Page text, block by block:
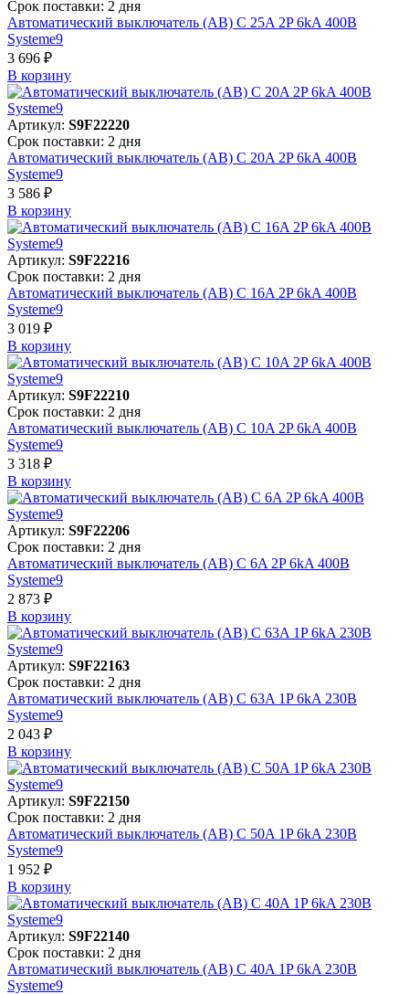
Срок поставки: 2 дня
Автоматический выключатель (АВ) C 25A 2P 6kA 400В
Systeme9
3 696 ₽
В корзинy
Артикул: S9F22220
Срок поставки: 2 дня
Автоматический выключатель (АВ) C 20A 2P 6kA 400В
Systeme9
3 586 ₽
В корзинy
Артикул: S9F22216
Срок поставки: 2 дня
Автоматический выключатель (АВ) C 16A 2P 6kA 400В
Systeme9
3 019 ₽
В корзинy
Артикул: S9F22210
Срок поставки: 2 дня
Автоматический выключатель (АВ) C 10A 2P 6kA 400В
Systeme9
3 318 ₽
В корзинy
Артикул: S9F22206
Срок поставки: 2 дня
Автоматический выключатель (АВ) C 6A 2P 6kA 400В
Systeme9
2 873 ₽
В корзинy
Артикул: S9F22163
Срок поставки: 2 дня
Автоматический выключатель (АВ) C 63A 1P 6kA 230В
Systeme9
2 043 ₽
В корзинy
Артикул: S9F22150
Срок поставки: 2 дня
Автоматический выключатель (АВ) C 50A 1P 6kA 230В
Systeme9
1 952 ₽
В корзинy
Артикул: S9F22140
Срок поставки: 2 дня
Автоматический выключатель (АВ) C 40A 1P 6kA 230В
Systeme9